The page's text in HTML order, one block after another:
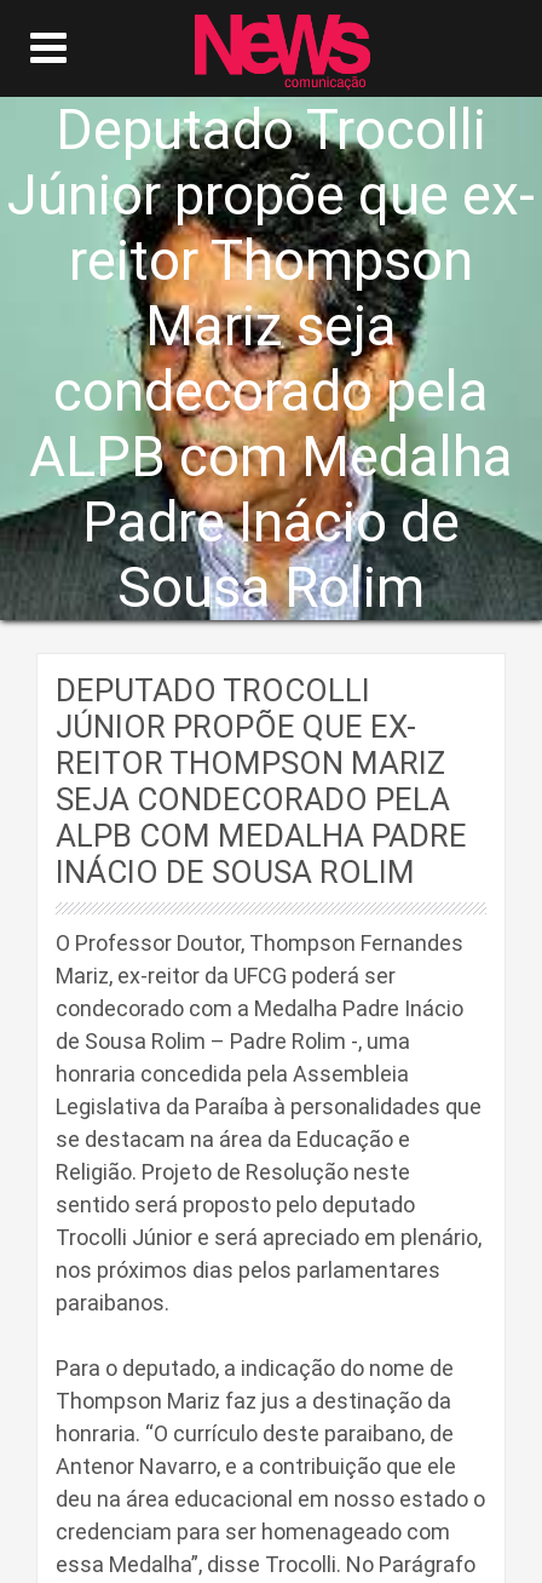
Deputado Trocolli
Júnior propõe que ex-
reitor Thompson
Mariz seja
condecorado pela
ALPB com Medalha
Padre Inácio de
Sousa Rolim
DEPUTADO TROCOLLI
JÚNIOR PROPÕE QUE EX-
REITOR THOMPSON MARIZ
SEJA CONDECORADO PELA
ALPB COM MEDALHA PADRE
INÁCIO DE SOUSA ROLIM
O Professor Doutor, Thompson Fernandes
Mariz, ex-reitor da UFCG poderá ser
condecorado com a Medalha Padre Inácio
de Sousa Rolim – Padre Rolim -, uma
honraria concedida pela Assembleia
Legislativa da Paraíba à personalidades que
se destacam na área da Educação e
Religião. Projeto de Resolução neste
sentido será proposto pelo deputado
Trocolli Júnior e será apreciado em plenário,
nos próximos dias pelos parlamentares
paraibanos.
Para o deputado, a indicação do nome de
Thompson Mariz faz jus a destinação da
honraria. “O currículo deste paraibano, de
Antenor Navarro, e a contribuição que ele
deu na área educacional em nosso estado o
credenciam para ser homenageado com
essa Medalha”, disse Trocolli. No Parágrafo